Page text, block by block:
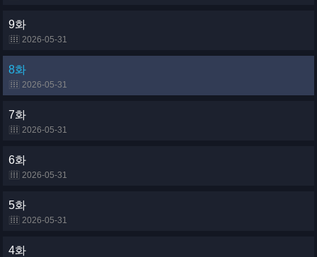
9화
2026-05-31
8화
2026-05-31
7화
2026-05-31
6화
2026-05-31
5화
2026-05-31
4화